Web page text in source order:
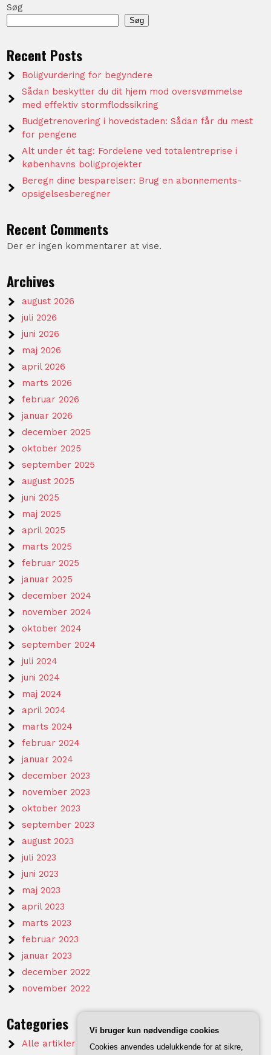
Søg
Søg
Recent Posts
Boligvurdering for begyndere
Sådan beskytter du dit hjem mod oversvømmelse
med effektiv stormflodssikring
Budgetrenovering i hovedstaden: Sådan får du mest
for pengene
Alt under ét tag: Fordelene ved totalentreprise i
københavns boligprojekter
Beregn dine besparelser: Brug en abonnements-
opsigelsesberegner
Recent Comments
Der er ingen kommentarer at vise.
Archives
august 2026
juli 2026
juni 2026
maj 2026
april 2026
marts 2026
februar 2026
januar 2026
december 2025
oktober 2025
september 2025
august 2025
juni 2025
maj 2025
april 2025
marts 2025
februar 2025
januar 2025
december 2024
november 2024
oktober 2024
september 2024
juli 2024
juni 2024
maj 2024
april 2024
marts 2024
februar 2024
januar 2024
december 2023
november 2023
oktober 2023
september 2023
august 2023
juli 2023
juni 2023
maj 2023
april 2023
marts 2023
februar 2023
januar 2023
december 2022
november 2022
Categories
Alle artikler på KTVV
Vi bruger kun nødvendige cookies
Cookies anvendes udelukkende for at sikre,